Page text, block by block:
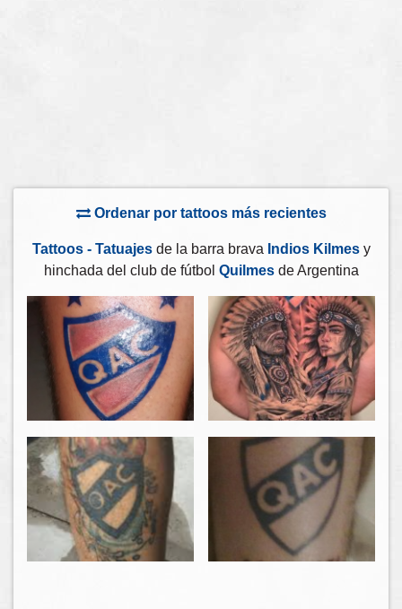
Ordenar por tattoos más recientes
Tattoos - Tatuajesde la barra brava Indios Kilmesy
hinchada del club de fútbol Quilmesde Argentina